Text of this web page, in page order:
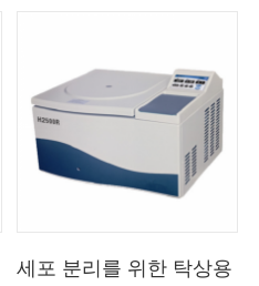
세포 분리를 위한 탁상용